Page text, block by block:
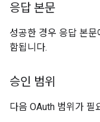
응답 본문
성공한 경우 응답 본문
함됩니다.
승인 범위
다음 OAuth 범위가 필